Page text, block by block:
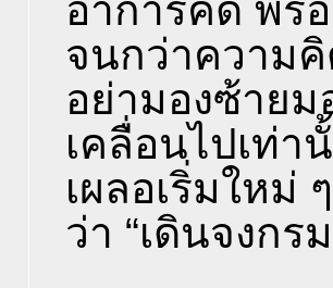
อาการคิด พร้
จนกว่าความ
อย่ามองซ้ายม
เคลื่อนไปเท่า
เผลอเริ่มใหม่
ว่า “เดินจงกร